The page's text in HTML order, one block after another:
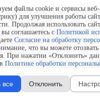
JDS3-9
JDS3-
JDS3-
Соединения U12
Защитная
файлы cookie и сервисы
для улучшения работы
Продолжая использовать
соглашаетесь с Политикой
Согласие на обработку
что вы можете отозвать
При нажатии «Отклонить»
Политике обработки
все Отклонить